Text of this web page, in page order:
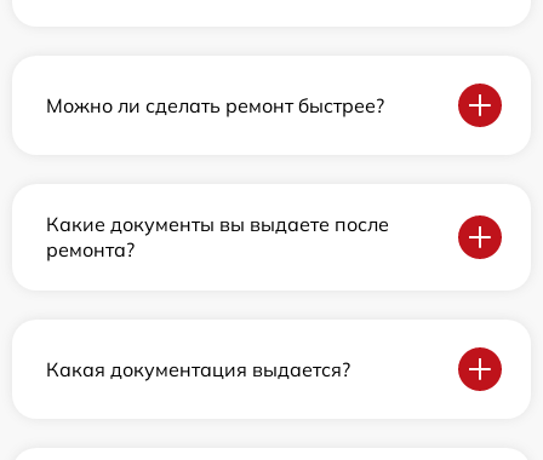
Можно ли сделать ремонт быстрее?
Какие документы вы выдаете после
ремонта?
Какая документация выдается?